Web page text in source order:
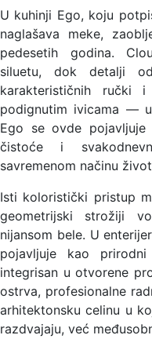
U kuhinji Ego, koju
naglašava meke,
pedesetih godina.
siluetu, dok detalji
karakterističnih ručki
podignutim ivicama —
Ego se ovde
čistoće i
savremenom načinu
Isti koloristički pristup
geometrijski strožiji
nijansom bele. U
pojavljuje kao
integrisan u otvorene
ostrva, profesionalne
arhitektonsku celinu u
razdvajaju, već